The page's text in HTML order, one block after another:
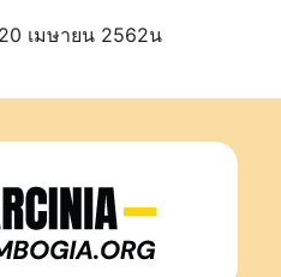
เมษายน 2562น